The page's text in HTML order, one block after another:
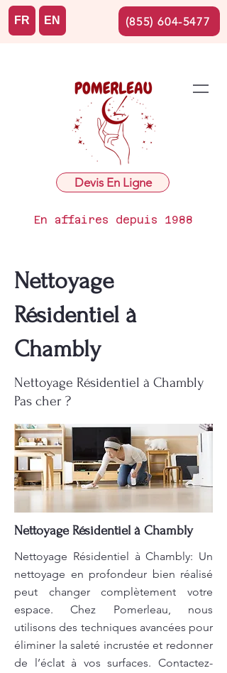
Devis En Ligne
En affaires depuis 1988
FR EN (855) 604-5477
Nettoyage
Résidentiel à
Chambly
Nettoyage Résidentiel à Chambly
Pas cher ?
Nettoyage Résidentiel à Chambly
Nettoyage Résidentiel à Chambly: Un
nettoyage en profondeur bien réalisé
peut changer complètement votre
espace. Chez Pomerleau, nous
utilisons des techniques avancées pour
éliminer la saleté incrustée et redonner
de l’éclat à vos surfaces. Contactez-